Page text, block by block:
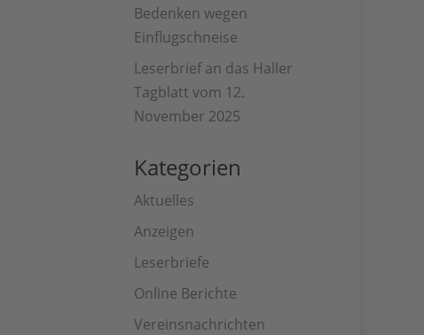
Bedenken wegen
Einflugschneise
Leserbrief an das Haller
Tagblatt vom 12.
November 2025
Kategorien
Aktuelles
Anzeigen
Leserbriefe
Online Berichte
Vereinsnachrichten